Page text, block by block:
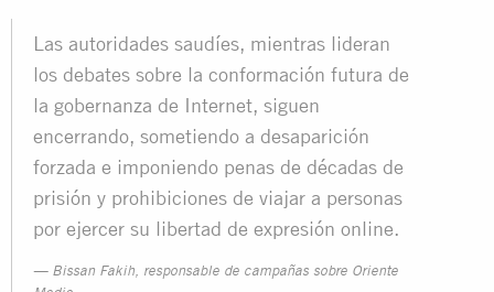
Las autoridades saudíes, mientras lideran
los debates sobre la conformación futura de
la gobernanza de Internet, siguen
encerrando, sometiendo a desaparición
forzada e imponiendo penas de décadas de
prisión y prohibiciones de viajar a personas
por ejercer su libertad de expresión online.
Bissan Fakih, responsable de campañas sobre Oriente